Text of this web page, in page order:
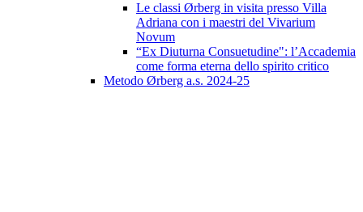
Le classi Ørberg in visita presso Villa
Adriana con i maestri del Vivarium
Novum
“Ex Diuturna Consuetudine": l’Accademia
come forma eterna dello spirito critico
Metodo Ørberg a.s. 2024-25